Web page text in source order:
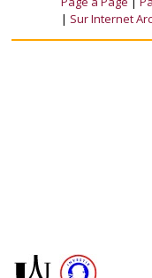
Sur Internet